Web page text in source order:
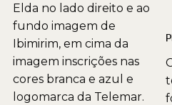
Elda no lado direito e ao
fundo imagem de
Ibimirim, em cima da
imagem inscrições nas
cores branca e azul e
logomarca da Telemar.